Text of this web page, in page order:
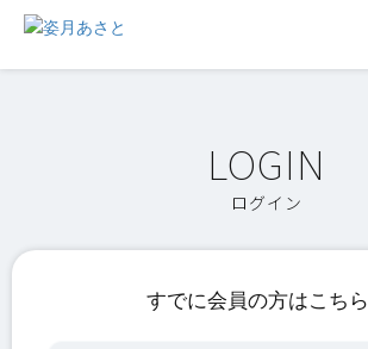
ログイン
すでに会員の方はこちら